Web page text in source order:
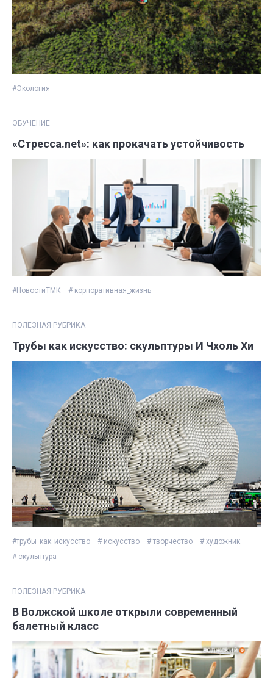
#Экология
ОБУЧЕНИЕ
«Стресса.net»: как прокачать устойчивость
#НовостиТМК # корпоративная_жизнь
ПОЛЕЗНАЯ РУБРИКА
Трубы как искусство: скульптуры И Чхоль Хи
#трубы_как_искусство # искусство # творчество
# художник
# скульптура
ПОЛЕЗНАЯ РУБРИКА
В Волжской школе открыли современный
балетный класс